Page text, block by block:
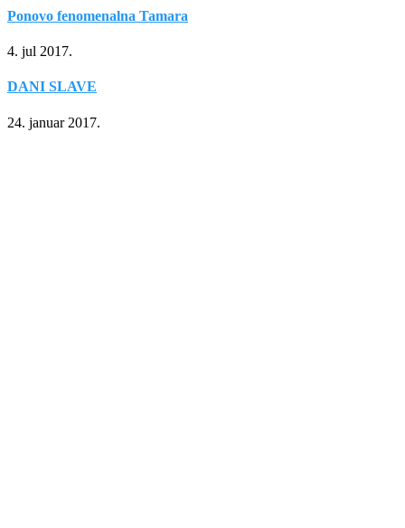
Ponovo fenomenalna Tamara
4. jul 2017.
DANI SLAVE
24. januar 2017.